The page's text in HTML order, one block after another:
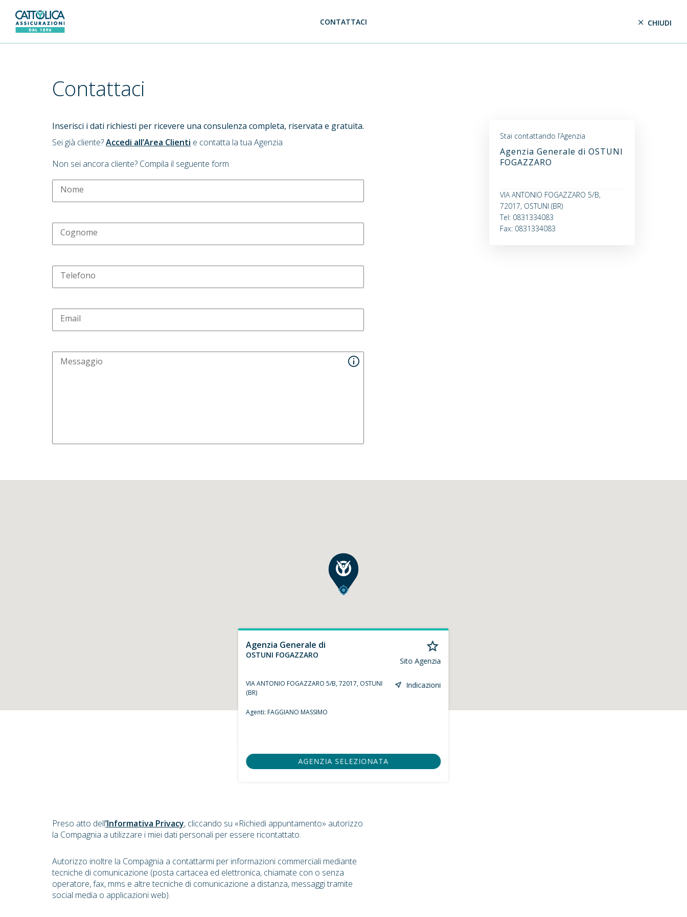
Generali Logo CONTATTACI CHIUDI
Contattaci
Inserisci i dati richiesti per ricevere una consulenza completa, riservata e gratuita.
Sei già cliente?Accedi all’Area Clienti e contatta la tua Agenzia
Non sei ancora cliente? Compila il seguente form
Nome
Cognome
Telefono
Email
Messaggio
Stai contattando l’Agenzia
Agenzia Generale di OSTUNI
FOGAZZARO
VIA ANTONIO FOGAZZARO 5/B,
72017, OSTUNI (BR)
Tel: 0831334083
Fax: 0831334083
Agenzia Generale di
OSTUNI FOGAZZARO
Sito Agenzia
VIA ANTONIO FOGAZZARO 5/B, 72017, OSTUNI
(BR)
Indicazioni
Agenti:FAGGIANO MASSIMO
AGENZIA SELEZIONATA
Preso atto dell’Informativa Privacy, cliccando su «Richiedi appuntamento» autorizzo
la Compagnia a utilizzare i miei dati personali per essere ricontattato.
Autorizzo inoltre la Compagnia a contattarmi per informazioni commerciali mediante
tecniche di comunicazione (posta cartacea ed elettronica, chiamate con o senza
operatore, fax, mms e altre tecniche di comunicazione a distanza, messaggi tramite
social media o applicazioni web).